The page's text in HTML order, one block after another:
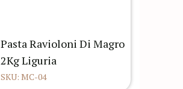
Pasta Ravioloni Di Magro
2Kg Liguria
SKU: MC-04